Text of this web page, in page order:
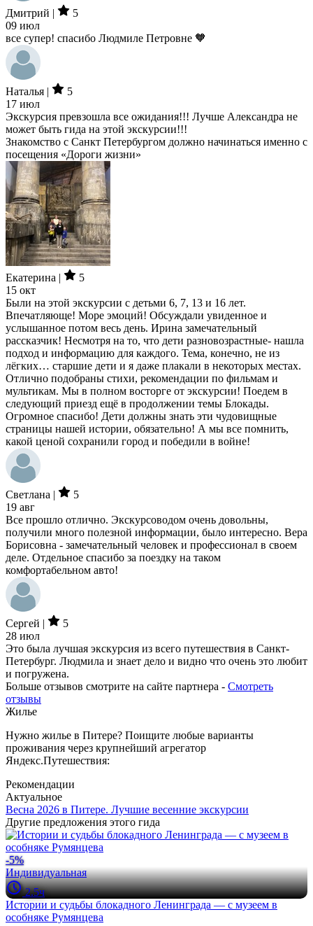
Дмитрий |
5
09 июл
все супер! спасибо Людмиле Петровне 🧡
Наталья |
5
17 июл
Экскурсия превзошла все ожидания!!! Лучше Александра не
может быть гида на этой экскурсии!!!
Знакомство с Санкт Петербургом должно начинаться именно с
посещения «Дороги жизни»
Екатерина |
5
15 окт
Были на этой экскурсии с детьми 6, 7, 13 и 16 лет.
Впечатляюще! Море эмоций! Обсуждали увиденное и
услышанное потом весь день. Ирина замечательный
рассказчик! Несмотря на то, что дети разновозрастные- нашла
подход и информацию для каждого. Тема, конечно, не из
лёгких… старшие дети и я даже плакали в некоторых местах.
Отлично подобраны стихи, рекомендации по фильмам и
мультикам. Мы в полном восторге от экскурсии! Поедем в
следующий приезд ещё в продолжении темы Блокады.
Огромное спасибо! Дети должны знать эти чудовищные
страницы нашей истории, обязательно! А мы все помнить,
какой ценой сохранили город и победили в войне!
Светлана |
5
19 авг
Все прошло отлично. Экскурсоводом очень довольны,
получили много полезной информации, было интересно. Вера
Борисовна - замечательный человек и профессионал в своем
деле. Отдельное спасибо за поездку на таком
комфортабельном авто!
Сергей |
5
28 июл
Это была лучшая экскурсия из всего путешествия в Санкт-
Петербург. Людмила и знает дело и видно что очень это любит
и погружена.
Больше отзывов смотрите на сайте партнера - Смотреть
отзывы
Жилье
Нужно жилье в Питере? Поищите любые варианты
проживания через крупнейший агрегатор
Яндекс.Путешествия:
Рекомендации
Актуальное
Весна 2026 в Питере. Лучшие весенние экскурсии
Другие предложения этого гида
-5%
Индивидуальная
2.5ч
Истории и судьбы блокадного Ленинграда — с музеем в
особняке Румянцева